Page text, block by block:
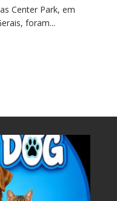
Center Park, em
foram...